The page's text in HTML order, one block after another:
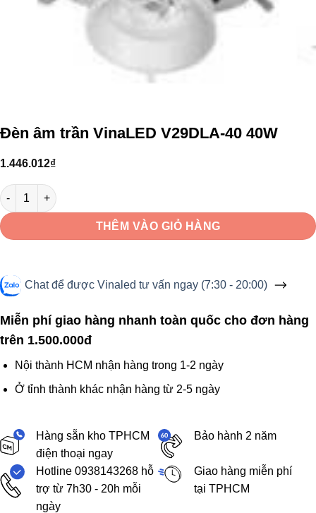
Đèn âm trần VinaLED V29DLA-40 40W
1.446.012₫
Đèn âm trần VinaLED V29DLA-40 40W số lượng
THÊM VÀO GIỎ HÀNG
Chat để được Vinaled tư vấn ngay (7:30 - 20:00)
Miễn phí giao hàng nhanh toàn quốc cho đơn hàng
trên 1.500.000đ
Nội thành HCM nhận hàng trong 1-2 ngày
Ở tỉnh thành khác nhận hàng từ 2-5 ngày
Hàng sẵn kho TPHCM
điện thoại ngay
Bảo hành 2 năm
Hotline 0938143268 hỗ
trợ từ 7h30 - 20h mỗi
ngày
Giao hàng miễn phí
tại TPHCM